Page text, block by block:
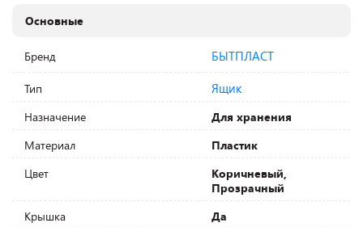
Основные
Бренд БЫТПЛАСТ
Тип Ящик
Назначение
Для хранения
Материал
Пластик
Цвет
Коричневый,
Прозрачный
Крышка
Да